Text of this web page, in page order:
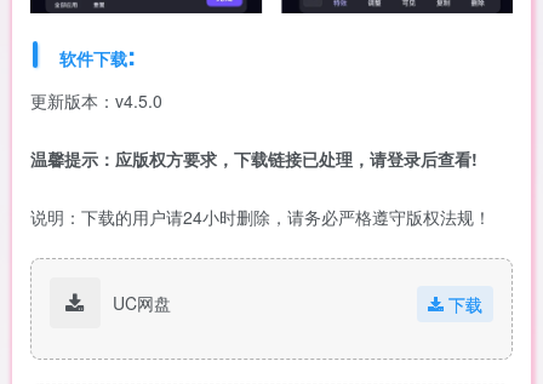
软件下载:
更新版本：v4.5.0
温馨提示：应版权方要求，下载链接已处理，请登录后查看!
说明：下载的用户请24小时删除，请务必严格遵守版权法规！
UC网盘 下载